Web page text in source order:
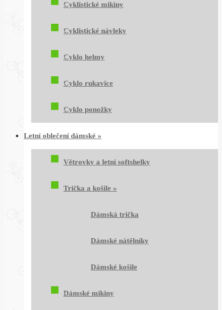
Cyklistické mikiny
Cyklistické návleky
Cyklo helmy
Cyklo rukavice
Cyklo ponožky
Letní oblečení dámské »
Větrovky a letní softshelky
Trička a košile »
Dámská trička
Dámské nátělníky
Dámské košile
Dámské mikiny